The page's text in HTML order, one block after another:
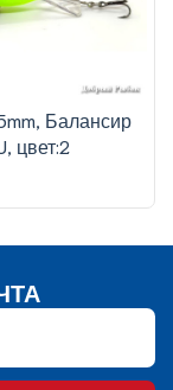
Балансир
цвет:2